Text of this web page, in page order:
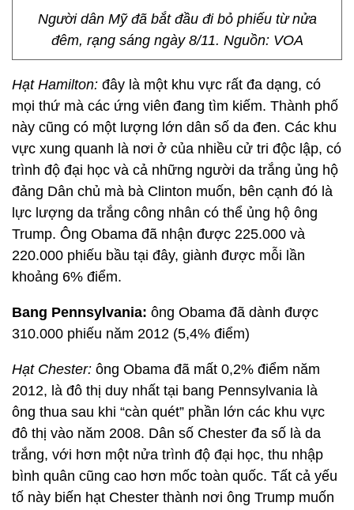
Người dân Mỹ đã bắt đầu đi bỏ phiếu từ nửa
đêm, rạng sáng ngày 8/11. Nguồn: VOA
Hạt Hamilton: đây là một khu vực rất đa dạng, có
mọi thứ mà các ứng viên đang tìm kiếm. Thành phố
này cũng có một lượng lớn dân số da đen. Các khu
vực xung quanh là nơi ở của nhiều cử tri độc lập, có
trình độ đại học và cả những người da trắng ủng hộ
đảng Dân chủ mà bà Clinton muốn, bên cạnh đó là
lực lượng da trắng công nhân có thể ủng hộ ông
Trump. Ông Obama đã nhận được 225.000 và
220.000 phiếu bầu tại đây, giành được mỗi lần
khoảng 6% điểm.
Bang Pennsylvania: ông Obama đã dành được
310.000 phiếu năm 2012 (5,4% điểm)
Hạt Chester: ông Obama đã mất 0,2% điểm năm
2012, là đô thị duy nhất tại bang Pennsylvania là
ông thua sau khi “càn quét” phần lớn các khu vực
đô thị vào năm 2008. Dân số Chester đa số là da
trắng, với hơn một nửa trình độ đại học, thu nhập
bình quân cũng cao hơn mốc toàn quốc. Tất cả yếu
tố này biến hạt Chester thành nơi ông Trump muốn